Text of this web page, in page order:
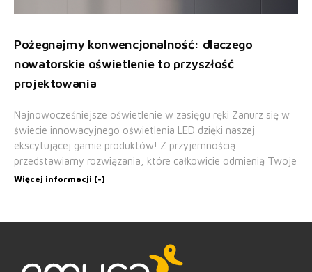
Pożegnajmy konwencjonalność: dlaczego
nowatorskie oświetlenie to przyszłość
projektowania
Najnowocześniejsze oświetlenie w zasięgu ręki Zanurz się w
świecie innowacyjnego oświetlenia LED dzięki naszej
ekscytującej gamie produktów! Z przyjemnością
przedstawiamy rozwiązania, które całkowicie odmienią Twoje
Więcej informacji [+]